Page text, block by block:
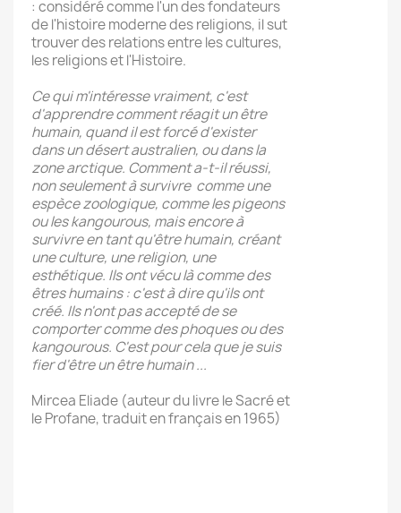
: considéré comme l'un des fondateurs
de l'histoire moderne des religions, il sut
trouver des relations entre les cultures,
les religions et l'Histoire.
Ce qui m'intéresse vraiment, c'est
d'apprendre comment réagit un être
humain, quand il est forcé d'exister
dans un désert australien, ou dans la
zone arctique. Comment a-t-il réussi,
non seulement à survivre comme une
espèce zoologique, comme les pigeons
ou les kangourous, mais encore à
survivre en tant qu'être humain, créant
une culture, une religion, une
esthétique. Ils ont vécu là comme des
êtres humains : c'est à dire qu'ils ont
créé. Ils n'ont pas accepté de se
comporter comme des phoques ou des
kangourous. C'est pour cela que je suis
fier d'être un être humain ...
Mircea Eliade (auteur du livre le Sacré et
le Profane, traduit en français en 1965)